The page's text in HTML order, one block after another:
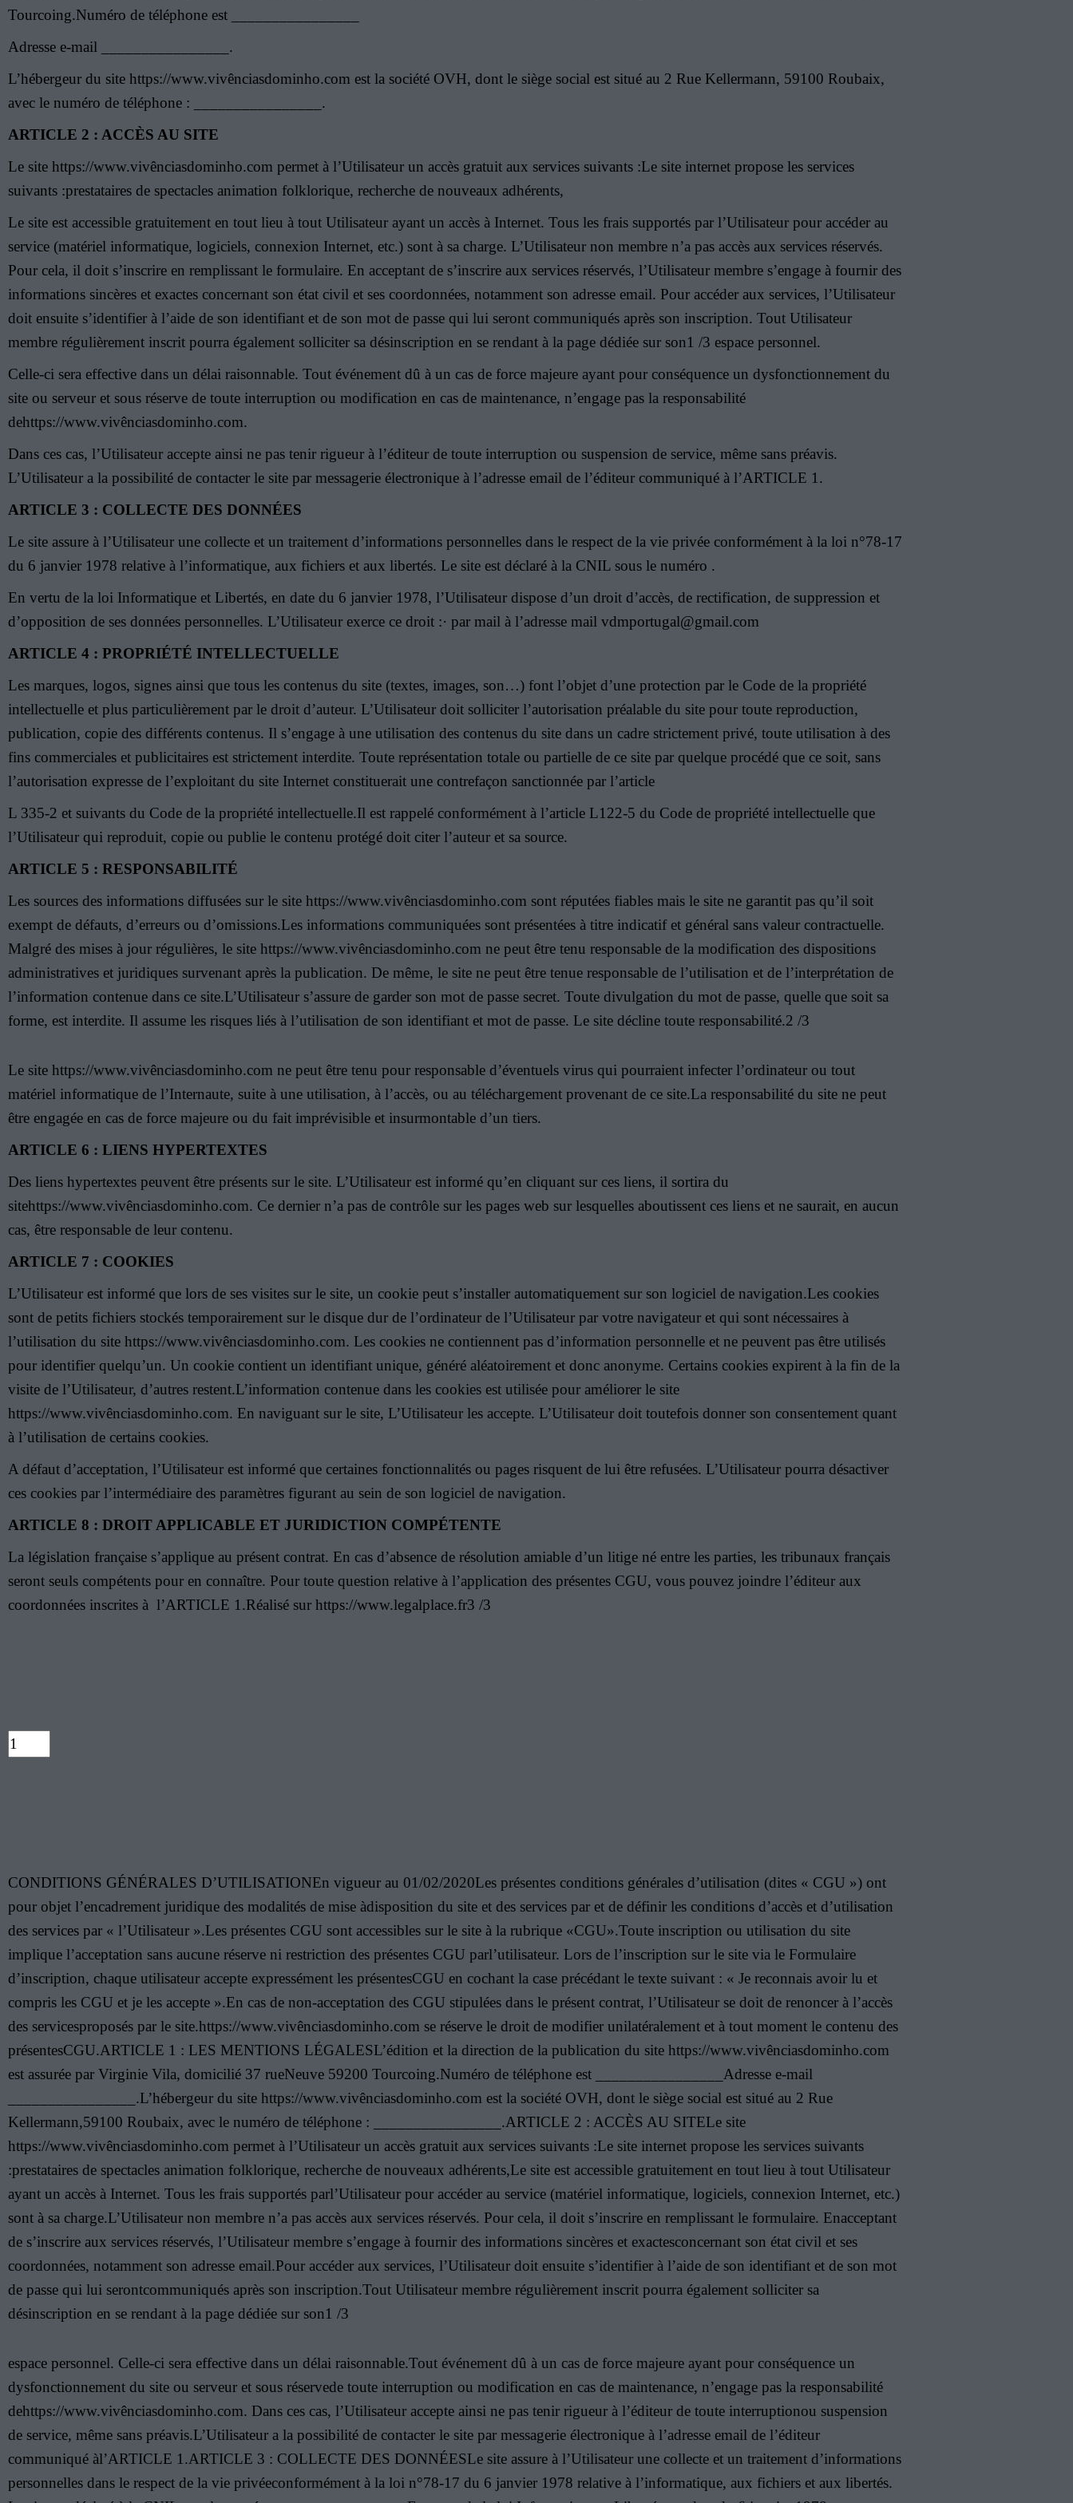
Tourcoing.Numéro de téléphone est ________________
Adresse e-mail ________________.
L’hébergeur du site https://www.vivênciasdominho.com est la société OVH, dont le siège social est situé au 2 Rue Kellermann, 59100 Roubaix,
avec le numéro de téléphone : ________________.
ARTICLE 2 : ACCÈS AU SITE
Le site https://www.vivênciasdominho.com permet à l’Utilisateur un accès gratuit aux services suivants :Le site internet propose les services
suivants :prestataires de spectacles animation folklorique, recherche de nouveaux adhérents,
Le site est accessible gratuitement en tout lieu à tout Utilisateur ayant un accès à Internet. Tous les frais supportés par l’Utilisateur pour accéder au
service (matériel informatique, logiciels, connexion Internet, etc.) sont à sa charge. L’Utilisateur non membre n’a pas accès aux services réservés.
Pour cela, il doit s’inscrire en remplissant le formulaire. En acceptant de s’inscrire aux services réservés, l’Utilisateur membre s’engage à fournir des
informations sincères et exactes concernant son état civil et ses coordonnées, notamment son adresse email. Pour accéder aux services, l’Utilisateur
doit ensuite s’identifier à l’aide de son identifiant et de son mot de passe qui lui seront communiqués après son inscription. Tout Utilisateur
membre régulièrement inscrit pourra également solliciter sa désinscription en se rendant à la page dédiée sur son1 /3 espace personnel.
Celle-ci sera effective dans un délai raisonnable. Tout événement dû à un cas de force majeure ayant pour conséquence un dysfonctionnement du
site ou serveur et sous réserve de toute interruption ou modification en cas de maintenance, n’engage pas la responsabilité
dehttps://www.vivênciasdominho.com.
Dans ces cas, l’Utilisateur accepte ainsi ne pas tenir rigueur à l’éditeur de toute interruption ou suspension de service, même sans préavis.
L’Utilisateur a la possibilité de contacter le site par messagerie électronique à l’adresse email de l’éditeur communiqué à l’ARTICLE 1.
ARTICLE 3 : COLLECTE DES DONNÉES
Le site assure à l’Utilisateur une collecte et un traitement d’informations personnelles dans le respect de la vie privée conformément à la loi n°78-17
du 6 janvier 1978 relative à l’informatique, aux fichiers et aux libertés. Le site est déclaré à la CNIL sous le numéro .
En vertu de la loi Informatique et Libertés, en date du 6 janvier 1978, l’Utilisateur dispose d’un droit d’accès, de rectification, de suppression et
d’opposition de ses données personnelles. L’Utilisateur exerce ce droit :· par mail à l’adresse mail vdmportugal@gmail.com
ARTICLE 4 : PROPRIÉTÉ INTELLECTUELLE
Les marques, logos, signes ainsi que tous les contenus du site (textes, images, son…) font l’objet d’une protection par le Code de la propriété
intellectuelle et plus particulièrement par le droit d’auteur. L’Utilisateur doit solliciter l’autorisation préalable du site pour toute reproduction,
publication, copie des différents contenus. Il s’engage à une utilisation des contenus du site dans un cadre strictement privé, toute utilisation à des
fins commerciales et publicitaires est strictement interdite. Toute représentation totale ou partielle de ce site par quelque procédé que ce soit, sans
l’autorisation expresse de l’exploitant du site Internet constituerait une contrefaçon sanctionnée par l’article
L 335-2 et suivants du Code de la propriété intellectuelle.Il est rappelé conformément à l’article L122-5 du Code de propriété intellectuelle que
l’Utilisateur qui reproduit, copie ou publie le contenu protégé doit citer l’auteur et sa source.
ARTICLE 5 : RESPONSABILITÉ
Les sources des informations diffusées sur le site https://www.vivênciasdominho.com sont réputées fiables mais le site ne garantit pas qu’il soit
exempt de défauts, d’erreurs ou d’omissions.Les informations communiquées sont présentées à titre indicatif et général sans valeur contractuelle.
Malgré des mises à jour régulières, le site https://www.vivênciasdominho.com ne peut être tenu responsable de la modification des dispositions
administratives et juridiques survenant après la publication. De même, le site ne peut être tenue responsable de l’utilisation et de l’interprétation de
l’information contenue dans ce site.L’Utilisateur s’assure de garder son mot de passe secret. Toute divulgation du mot de passe, quelle que soit sa
forme, est interdite. Il assume les risques liés à l’utilisation de son identifiant et mot de passe. Le site décline toute responsabilité.2 /3
Le site https://www.vivênciasdominho.com ne peut être tenu pour responsable d’éventuels virus qui pourraient infecter l’ordinateur ou tout
matériel informatique de l’Internaute, suite à une utilisation, à l’accès, ou au téléchargement provenant de ce site.La responsabilité du site ne peut
être engagée en cas de force majeure ou du fait imprévisible et insurmontable d’un tiers.
ARTICLE 6 : LIENS HYPERTEXTES
Des liens hypertextes peuvent être présents sur le site. L’Utilisateur est informé qu’en cliquant sur ces liens, il sortira du
sitehttps://www.vivênciasdominho.com. Ce dernier n’a pas de contrôle sur les pages web sur lesquelles aboutissent ces liens et ne saurait, en aucun
cas, être responsable de leur contenu.
ARTICLE 7 : COOKIES
L’Utilisateur est informé que lors de ses visites sur le site, un cookie peut s’installer automatiquement sur son logiciel de navigation.Les cookies
sont de petits fichiers stockés temporairement sur le disque dur de l’ordinateur de l’Utilisateur par votre navigateur et qui sont nécessaires à
l’utilisation du site https://www.vivênciasdominho.com. Les cookies ne contiennent pas d’information personnelle et ne peuvent pas être utilisés
pour identifier quelqu’un. Un cookie contient un identifiant unique, généré aléatoirement et donc anonyme. Certains cookies expirent à la fin de la
visite de l’Utilisateur, d’autres restent.L’information contenue dans les cookies est utilisée pour améliorer le site
https://www.vivênciasdominho.com. En naviguant sur le site, L’Utilisateur les accepte. L’Utilisateur doit toutefois donner son consentement quant
à l’utilisation de certains cookies.
A défaut d’acceptation, l’Utilisateur est informé que certaines fonctionnalités ou pages risquent de lui être refusées. L’Utilisateur pourra désactiver
ces cookies par l’intermédiaire des paramètres figurant au sein de son logiciel de navigation.
ARTICLE 8 : DROIT APPLICABLE ET JURIDICTION COMPÉTENTE
La législation française s’applique au présent contrat. En cas d’absence de résolution amiable d’un litige né entre les parties, les tribunaux français
seront seuls compétents pour en connaître. Pour toute question relative à l’application des présentes CGU, vous pouvez joindre l’éditeur aux
coordonnées inscrites à l’ARTICLE 1.Réalisé sur https://www.legalplace.fr3 /3
CONDITIONS GÉNÉRALES D’UTILISATIONEn vigueur au 01/02/2020Les présentes conditions générales d’utilisation (dites « CGU ») ont
pour objet l’encadrement juridique des modalités de mise àdisposition du site et des services par et de définir les conditions d’accès et d’utilisation
des services par « l’Utilisateur ».Les présentes CGU sont accessibles sur le site à la rubrique «CGU».Toute inscription ou utilisation du site
implique l’acceptation sans aucune réserve ni restriction des présentes CGU parl’utilisateur. Lors de l’inscription sur le site via le Formulaire
d’inscription, chaque utilisateur accepte expressément les présentesCGU en cochant la case précédant le texte suivant : « Je reconnais avoir lu et
compris les CGU et je les accepte ».En cas de non-acceptation des CGU stipulées dans le présent contrat, l’Utilisateur se doit de renoncer à l’accès
des servicesproposés par le site.https://www.vivênciasdominho.com se réserve le droit de modifier unilatéralement et à tout moment le contenu des
présentesCGU.ARTICLE 1 : LES MENTIONS LÉGALESL’édition et la direction de la publication du site https://www.vivênciasdominho.com
est assurée par Virginie Vila, domicilié 37 rueNeuve 59200 Tourcoing.Numéro de téléphone est ________________Adresse e-mail
________________.L’hébergeur du site https://www.vivênciasdominho.com est la société OVH, dont le siège social est situé au 2 Rue
Kellermann,59100 Roubaix, avec le numéro de téléphone : ________________.ARTICLE 2 : ACCÈS AU SITELe site
https://www.vivênciasdominho.com permet à l’Utilisateur un accès gratuit aux services suivants :Le site internet propose les services suivants
:prestataires de spectacles animation folklorique, recherche de nouveaux adhérents,Le site est accessible gratuitement en tout lieu à tout Utilisateur
ayant un accès à Internet. Tous les frais supportés parl’Utilisateur pour accéder au service (matériel informatique, logiciels, connexion Internet, etc.)
sont à sa charge.L’Utilisateur non membre n’a pas accès aux services réservés. Pour cela, il doit s’inscrire en remplissant le formulaire. Enacceptant
de s’inscrire aux services réservés, l’Utilisateur membre s’engage à fournir des informations sincères et exactesconcernant son état civil et ses
coordonnées, notamment son adresse email.Pour accéder aux services, l’Utilisateur doit ensuite s’identifier à l’aide de son identifiant et de son mot
de passe qui lui serontcommuniqués après son inscription.Tout Utilisateur membre régulièrement inscrit pourra également solliciter sa
désinscription en se rendant à la page dédiée sur son1 /3
espace personnel. Celle-ci sera effective dans un délai raisonnable.Tout événement dû à un cas de force majeure ayant pour conséquence un
dysfonctionnement du site ou serveur et sous réservede toute interruption ou modification en cas de maintenance, n’engage pas la responsabilité
dehttps://www.vivênciasdominho.com. Dans ces cas, l’Utilisateur accepte ainsi ne pas tenir rigueur à l’éditeur de toute interruptionou suspension
de service, même sans préavis.L’Utilisateur a la possibilité de contacter le site par messagerie électronique à l’adresse email de l’éditeur
communiqué àl’ARTICLE 1.ARTICLE 3 : COLLECTE DES DONNÉESLe site assure à l’Utilisateur une collecte et un traitement d’informations
personnelles dans le respect de la vie privéeconformément à la loi n°78-17 du 6 janvier 1978 relative à l’informatique, aux fichiers et aux libertés.